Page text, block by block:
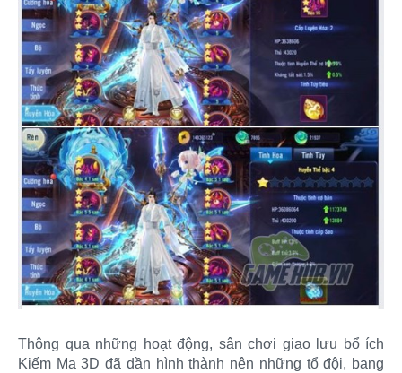
Thông qua những hoạt động, sân chơi giao lưu bổ ích
Kiếm Ma 3D đã dần hình thành nên những tổ đội, bang